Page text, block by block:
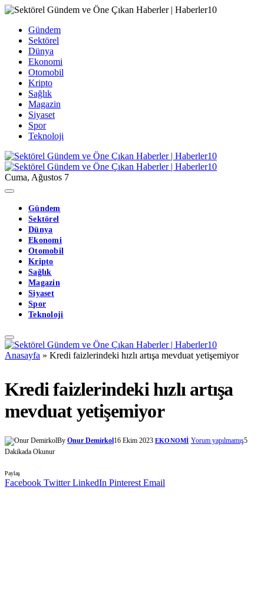
Gündem
Sektörel
Dünya
Ekonomi
Otomobil
Kripto
Sağlık
Magazin
Siyaset
Spor
Teknoloji
Cuma, Ağustos 7
Gündem
Sektörel
Dünya
Ekonomi
Otomobil
Kripto
Sağlık
Magazin
Siyaset
Spor
Teknoloji
Anasayfa » Kredi faizlerindeki hızlı artışa mevduat yetişemiyor
Kredi faizlerindeki hızlı artışa
mevduat yetişemiyor
By Onur Demirkol16 Ekim 2023 EKONOMI Yorum yapılmamış5
Dakikada Okunur
Paylaş
Facebook Twitter LinkedIn Pinterest Email